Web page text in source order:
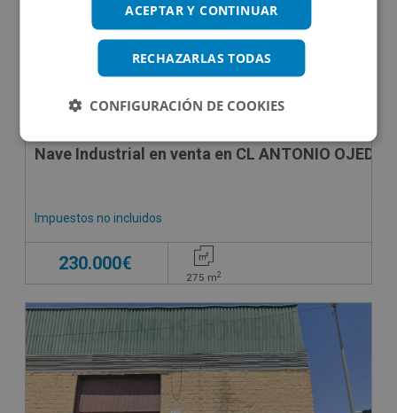
Nave Industrial en venta en CL ANTONIO OJEDA,
Impuestos no incluidos
230.000€
275 m2
CESIÓN DE REMATE
ACEPTAR Y CONTINUAR
RECHAZARLAS TODAS
CONFIGURACIÓN DE COOKIES